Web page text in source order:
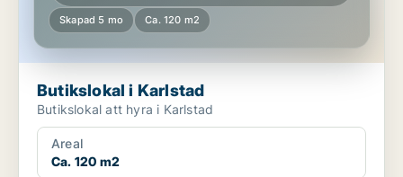
Skapad 5 mo Ca. 120 m2
Butikslokal i Karlstad
Butikslokal att hyra i Karlstad
Areal
Ca. 120 m2